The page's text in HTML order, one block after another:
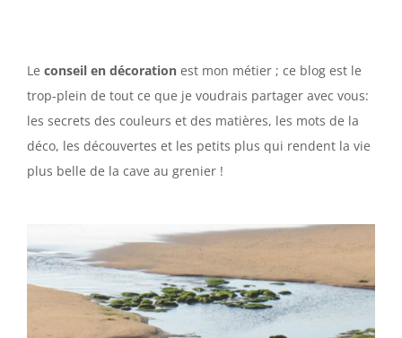
Le conseil en décoration est mon métier ; ce blog est le
trop-plein de tout ce que je voudrais partager avec vous:
les secrets des couleurs et des matières, les mots de la
déco, les découvertes et les petits plus qui rendent la vie
plus belle de la cave au grenier !